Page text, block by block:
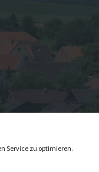
Service zu optimieren.